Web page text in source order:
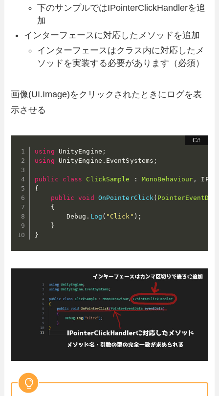
下のサンプルではIPointerClickHandlerを追
加
インターフェースに対応したメソッドを追加
インターフェースはクラス内に対応したメ
ソッドを実装する必要があります（必須）
画像(UI.Image)をクリックされたときにログを表
示させる
using UnityEngine ;
using UnityEngine . EventSystems ;
public class ClickSample : MonoBehaviour ,
{
public
void OnPointerClick(
{
        Debug
. Log ( "Click" ) ;
}
}